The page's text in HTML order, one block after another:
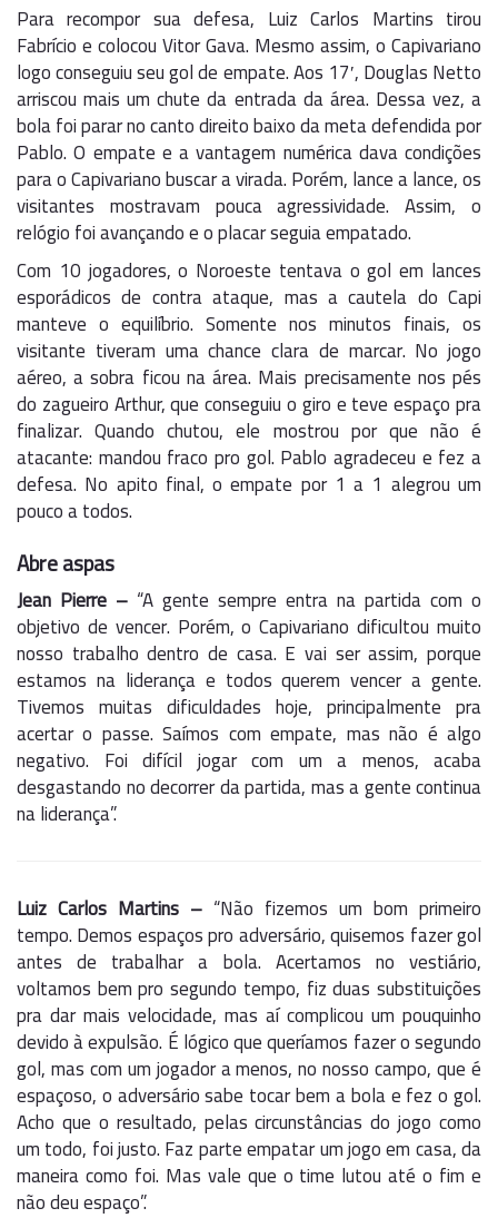
Para recompor sua defesa, Luiz Carlos Martins tirou
Fabrício e colocou Vitor Gava. Mesmo assim, o Capivariano
logo conseguiu seu gol de empate. Aos 17′, Douglas Netto
arriscou mais um chute da entrada da área. Dessa vez, a
bola foi parar no canto direito baixo da meta defendida por
Pablo. O empate e a vantagem numérica dava condições
para o Capivariano buscar a virada. Porém, lance a lance, os
visitantes mostravam pouca agressividade. Assim, o
relógio foi avançando e o placar seguia empatado.
Com 10 jogadores, o Noroeste tentava o gol em lances
esporádicos de contra ataque, mas a cautela do Capi
manteve o equilíbrio. Somente nos minutos finais, os
visitante tiveram uma chance clara de marcar. No jogo
aéreo, a sobra ficou na área. Mais precisamente nos pés
do zagueiro Arthur, que conseguiu o giro e teve espaço pra
finalizar. Quando chutou, ele mostrou por que não é
atacante: mandou fraco pro gol. Pablo agradeceu e fez a
defesa. No apito final, o empate por 1 a 1 alegrou um
pouco a todos.
Abre aspas
Jean Pierre – “A gente sempre entra na partida com o
objetivo de vencer. Porém, o Capivariano dificultou muito
nosso trabalho dentro de casa. E vai ser assim, porque
estamos na liderança e todos querem vencer a gente.
Tivemos muitas dificuldades hoje, principalmente pra
acertar o passe. Saímos com empate, mas não é algo
negativo. Foi difícil jogar com um a menos, acaba
desgastando no decorrer da partida, mas a gente continua
na liderança”.
Luiz Carlos Martins – “Não fizemos um bom primeiro
tempo. Demos espaços pro adversário, quisemos fazer gol
antes de trabalhar a bola. Acertamos no vestiário,
voltamos bem pro segundo tempo, fiz duas substituições
pra dar mais velocidade, mas aí complicou um pouquinho
devido à expulsão. É lógico que queríamos fazer o segundo
gol, mas com um jogador a menos, no nosso campo, que é
espaçoso, o adversário sabe tocar bem a bola e fez o gol.
Acho que o resultado, pelas circunstâncias do jogo como
um todo, foi justo. Faz parte empatar um jogo em casa, da
maneira como foi. Mas vale que o time lutou até o fim e
não deu espaço”.